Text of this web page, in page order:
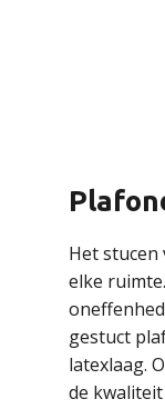
Het
elke
gestuct
latexlaag.
de